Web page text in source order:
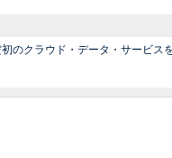
のクラウド・データ・サービス